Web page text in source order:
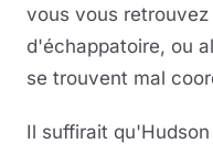
vous vous
d'échappatoire, ou
se trouvent mal
Il suffirait